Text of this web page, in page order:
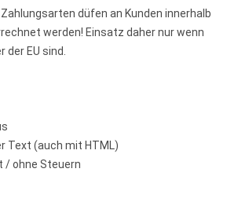
düfen an Kunden innerhalb
werden! Einsatz daher nur wenn
der EU sind.
Text (auch mit HTML)
ohne Steuern